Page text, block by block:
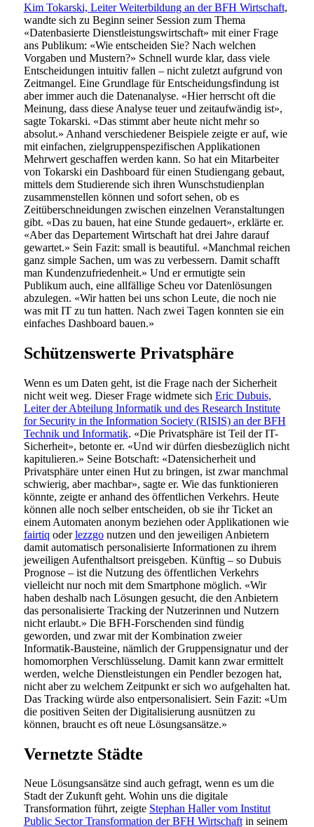
Kim Tokarski, Leiter Weiterbildung an der BFH Wirtschaft,
wandte sich zu Beginn seiner Session zum Thema
«Datenbasierte Dienstleistungswirtschaft» mit einer Frage
ans Publikum: «Wie entscheiden Sie? Nach welchen
Vorgaben und Mustern?» Schnell wurde klar, dass viele
Entscheidungen intuitiv fallen – nicht zuletzt aufgrund von
Zeitmangel. Eine Grundlage für Entscheidungsfindung ist
aber immer auch die Datenanalyse. «Hier herrscht oft die
Meinung, dass diese Analyse teuer und zeitaufwändig ist»,
sagte Tokarski. «Das stimmt aber heute nicht mehr so
absolut.» Anhand verschiedener Beispiele zeigte er auf, wie
mit einfachen, zielgruppenspezifischen Applikationen
Mehrwert geschaffen werden kann. So hat ein Mitarbeiter
von Tokarski ein Dashboard für einen Studiengang gebaut,
mittels dem Studierende sich ihren Wunschstudienplan
zusammenstellen können und sofort sehen, ob es
Zeitüberschneidungen zwischen einzelnen Veranstaltungen
gibt. «Das zu bauen, hat eine Stunde gedauert», erklärte er.
«Aber das Departement Wirtschaft hat drei Jahre darauf
gewartet.» Sein Fazit: small is beautiful. «Manchmal reichen
ganz simple Sachen, um was zu verbessern. Damit schafft
man Kundenzufriedenheit.» Und er ermutigte sein
Publikum auch, eine allfällige Scheu vor Datenlösungen
abzulegen. «Wir hatten bei uns schon Leute, die noch nie
was mit IT zu tun hatten. Nach zwei Tagen konnten sie ein
einfaches Dashboard bauen.»
Schützenswerte Privatsphäre
Wenn es um Daten geht, ist die Frage nach der Sicherheit
nicht weit weg. Dieser Frage widmete sich Eric Dubuis,
Leiter der Abteilung Informatik und des Research Institute
for Security in the Information Society (RISIS) an der BFH
Technik und Informatik. «Die Privatsphäre ist Teil der IT-
Sicherheit», betonte er. «Und wir dürfen diesbezüglich nicht
kapitulieren.» Seine Botschaft: «Datensicherheit und
Privatsphäre unter einen Hut zu bringen, ist zwar manchmal
schwierig, aber machbar», sagte er. Wie das funktionieren
könnte, zeigte er anhand des öffentlichen Verkehrs. Heute
können alle noch selber entscheiden, ob sie ihr Ticket an
einem Automaten anonym beziehen oder Applikationen wie
fairtiq oderlezzgonutzen und den jeweiligen Anbietern
damit automatisch personalisierte Informationen zu ihrem
jeweiligen Aufenthaltsort preisgeben. Künftig – so Dubuis
Prognose – ist die Nutzung des öffentlichen Verkehrs
vielleicht nur noch mit dem Smartphone möglich. «Wir
haben deshalb nach Lösungen gesucht, die den Anbietern
das personalisierte Tracking der Nutzerinnen und Nutzern
nicht erlaubt.» Die BFH-Forschenden sind fündig
geworden, und zwar mit der Kombination zweier
Informatik-Bausteine, nämlich der Gruppensignatur und der
homomorphen Verschlüsselung. Damit kann zwar ermittelt
werden, welche Dienstleistungen ein Pendler bezogen hat,
nicht aber zu welchem Zeitpunkt er sich wo aufgehalten hat.
Das Tracking würde also entpersonalisiert. Sein Fazit: «Um
die positiven Seiten der Digitalisierung ausnützen zu
können, braucht es oft neue Lösungsansätze.»
Vernetzte Städte
Neue Lösungsansätze sind auch gefragt, wenn es um die
Stadt der Zukunft geht. Wohin uns die digitale
Transformation führt, zeigte Stephan Haller vom Institut
Public Sector Transformation der BFH Wirtschaftin seinem